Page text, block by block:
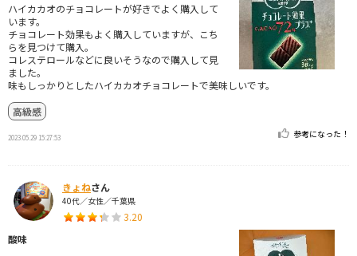
ハイカカオのチョコレートが好きでよく購入して
います。
チョコレート効果もよく購入していますが、こち
らを見つけて購入。
コレステロールなどに良いそうなので購入して見
ました。
味もしっかりとしたハイカカオチョコレートで美味しいです。
高級感
2023.05.29 15:27:53 参考になった！
きょねさん
40代／女性／千葉県
3.20
酸味